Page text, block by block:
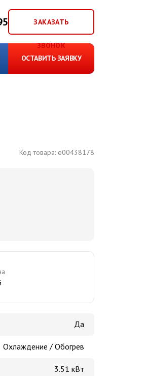
ЗАКАЗАТЬ
ЗВОНОК
ОСТАВИТЬ ЗАЯВКУ
Код товара:e00438178
Да
Охлаждение / Обогрев
3.51 кВт